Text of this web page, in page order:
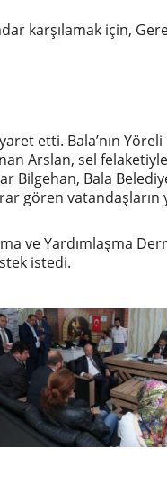
karşılamak için,
etti. Bala’nın
Arslan, sel
Bilgehan, Bala
gören vatandaşların
ve Yardımlaşma
istedi.